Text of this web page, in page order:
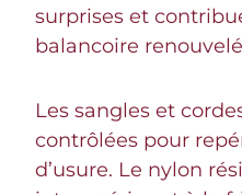
surprises et
balancoire
Les sangles et
contrôlées pour
d’usure. Le nylon